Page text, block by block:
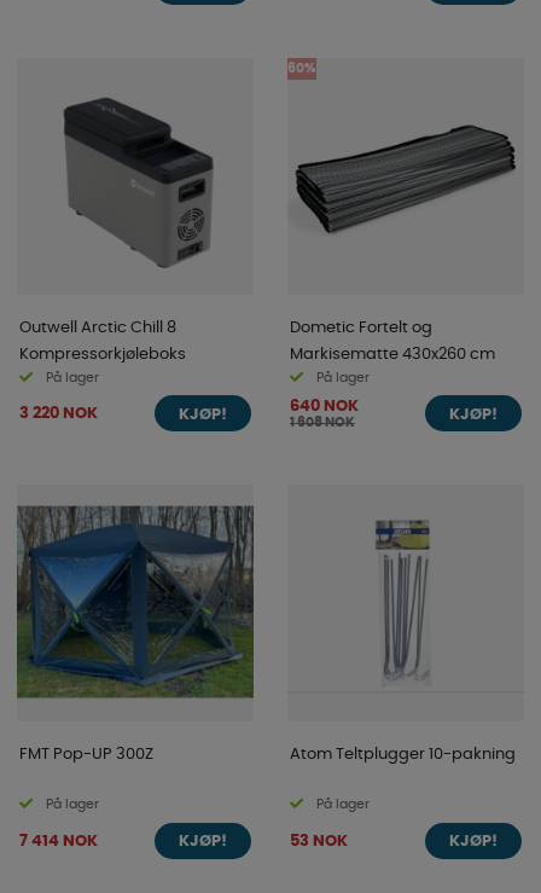
Outwell Arctic Chill 8
Kompressorkjøleboks
På lager
3 220 NOK KJØP!
60%
Dometic Fortelt og
Markisematte 430x260 cm
På lager
640 NOK
1 608 NOK
KJØP!
FMT Pop-UP 300Z
På lager
7 414 NOK KJØP!
Atom Teltplugger 10-pakning
På lager
53 NOK KJØP!